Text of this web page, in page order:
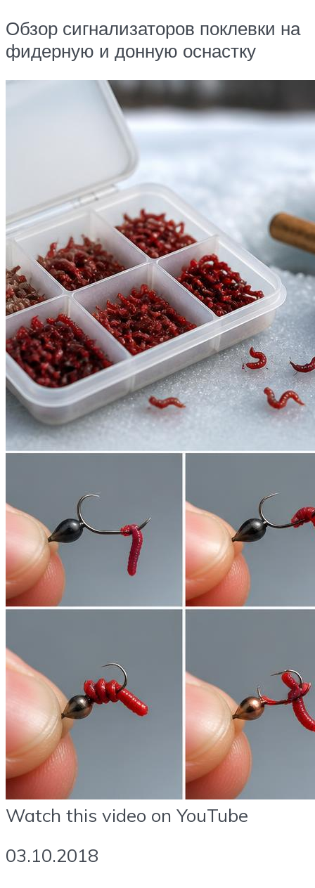
Обзор сигнализаторов поклевки на
фидерную и донную оснастку
Watch this video on YouTube
03.10.2018